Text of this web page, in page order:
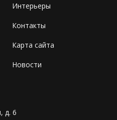
Интерьеры
Контакты
Карта сайта
Новости
д. 6